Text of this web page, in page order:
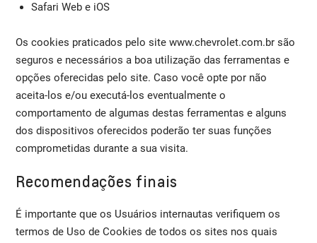
Safari Web e iOS
Os cookies praticados pelo site www.chevrolet.com.br são
seguros e necessários a boa utilização das ferramentas e
opções oferecidas pelo site. Caso você opte por não
aceita-los e/ou executá-los eventualmente o
comportamento de algumas destas ferramentas e alguns
dos dispositivos oferecidos poderão ter suas funções
comprometidas durante a sua visita.
Recomendações finais
É importante que os Usuários internautas verifiquem os
termos de Uso de Cookies de todos os sites nos quais